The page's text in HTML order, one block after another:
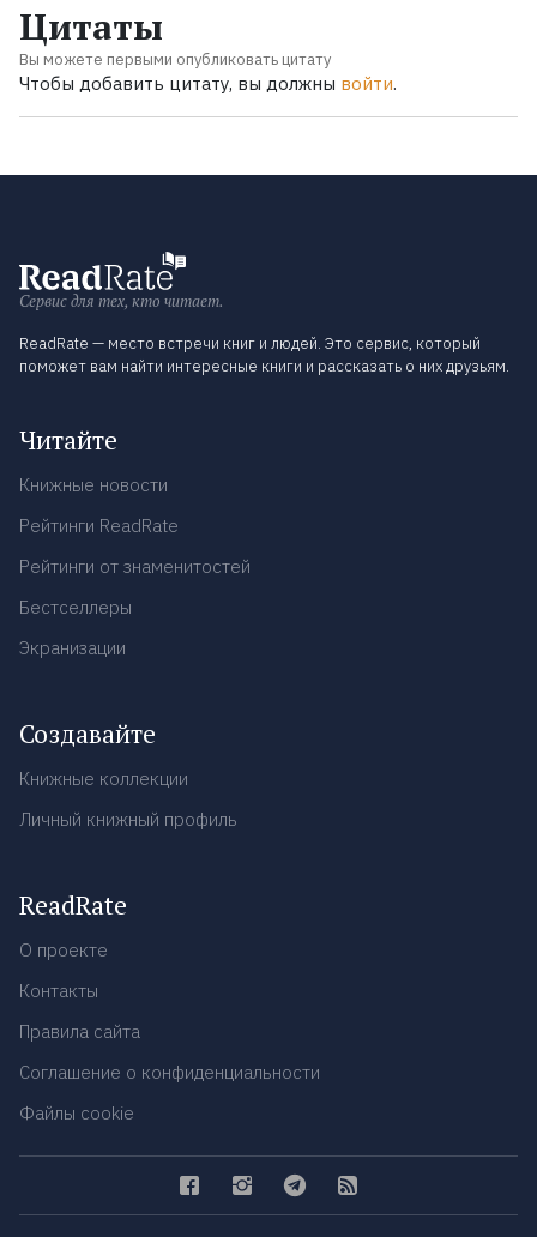
Цитаты
Вы можете первыми опубликовать цитату
Чтобы добавить цитату, вы должны войти.
Сервис для тех, кто читает.
ReadRate — место встречи книг и людей. Это сервис, который
поможет вам найти интересные книги и рассказать о них друзьям.
Читайте
Книжные новости
Рейтинги ReadRate
Рейтинги от знаменитостей
Бестселлеры
Экранизации
Создавайте
Книжные коллекции
Личный книжный профиль
ReadRate
О проекте
Контакты
Правила сайта
Соглашение о конфиденциальности
Файлы cookie